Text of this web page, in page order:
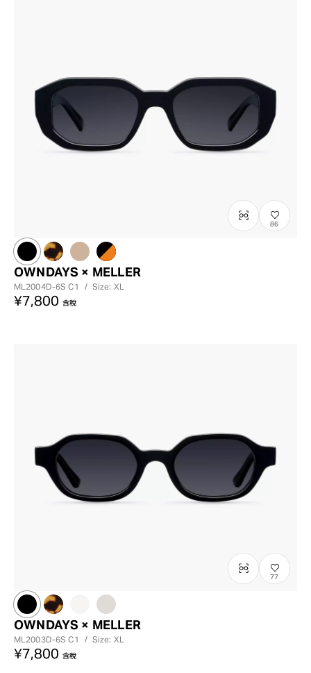
86
OWNDAYS × MELLER
ML2004D-6SC1 / Size: XL
¥7,800 含稅
77
OWNDAYS × MELLER
ML2003D-6SC1 / Size: XL
¥7,800 含稅